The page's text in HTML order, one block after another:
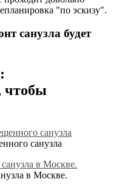
"по эскизу".
санузла будет
чтобы
санузла
в Москве.